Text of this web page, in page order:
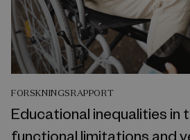
FORSKNINGSRAPPORT
Educational inequalities in
functional limitations and